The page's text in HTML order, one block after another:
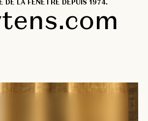
DE LA FENÊTRE DEPUIS 1974.